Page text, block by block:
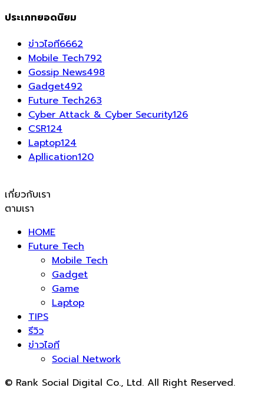
ประเภทยอดนิยม
ข่าวไอที6662
Mobile Tech792
Gossip News498
Gadget492
Future Tech263
Cyber Attack & Cyber Security126
CSR124
Laptop124
Apllication120
เกี่ยวกับเรา
ตามเรา
HOME
Future Tech
Mobile Tech
Gadget
Game
Laptop
TIPS
รีวิว
ข่าวไอที
Social Network
© Rank Social Digital Co., Ltd. All Right Reserved.